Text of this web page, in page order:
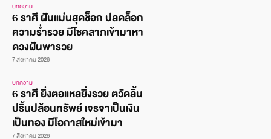
บทความ
6 ราศี ฝันแม่นสุดช็อก ปลดล็อก
ความร่ำรวย มีโชคลาภเข้ามาหา
ดวงฝันพารวย
7 สิงหาคม 2026
บทความ
6 ราศี ยิ่งตอแหลยิ่งรวย ตวัดลิ้น
ปริ้นปล้อนทรัพย์ เจรจาเป็นเงิน
เป็นทอง มีโอกาสใหม่เข้ามา
7 สิงหาคม 2026